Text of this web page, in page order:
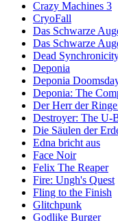
Crazy Machines 3
CryoFall
Das Schwarze
Das Schwarze
Dead
Deponia
Deponia
Deponia: The
Der Herr der
Destroyer: The U-
Die Säulen der
Edna bricht aus
Face Noir
Felix The Reaper
Fire: Ungh's Quest
Fling to the Finish
Glitchpunk
Godlike Burger